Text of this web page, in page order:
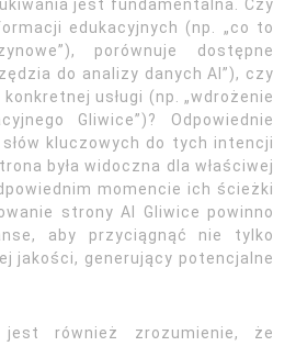
jest fundamentalna. Czy
edukacyjnych (np. „co to
porównuje dostępne
do analizy danych AI”), czy
usługi (np. „wdrożenie
Gliwice”)? Odpowiednie
kluczowych do tych intencji
była widoczna dla właściwej
momencie ich ścieżki
strony AI Gliwice powinno
aby przyciągnąć nie tylko
jakości, generujący potencjalne
jest również zrozumienie, że